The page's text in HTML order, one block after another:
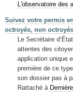
L'observatoire des
Suivez votre permis
octroyés, non
Le Secrétaire
attentes des
application unique
première de ce
son dossier pas à
Rattaché à